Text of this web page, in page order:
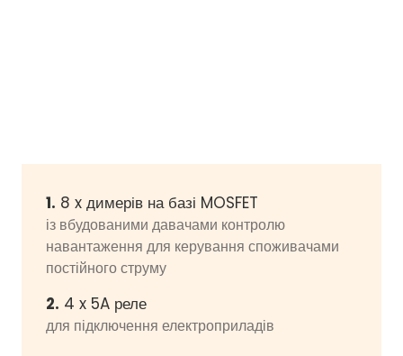
1. 8 x димерів на базі MOSFET
із вбудованими давачами контролю
навантаження для керування споживачами
постійного струму
2. 4 x 5A реле
для підключення електроприладів